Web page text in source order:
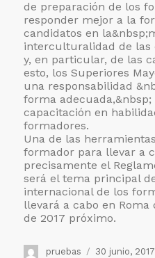
de preparación de los
responder mejor a la
candidatos en
interculturalidad de las
y, en particular, de las
esto, los Superiores
una responsabilidad
forma
capacitación en
formadores.
Una de las
formador para llevar a
precisamente el
será el tema principal
internacional de los
llevará a cabo en Roma
de 2017 próximo.
Autor
pruebas
Publicado
30 junio, 2017